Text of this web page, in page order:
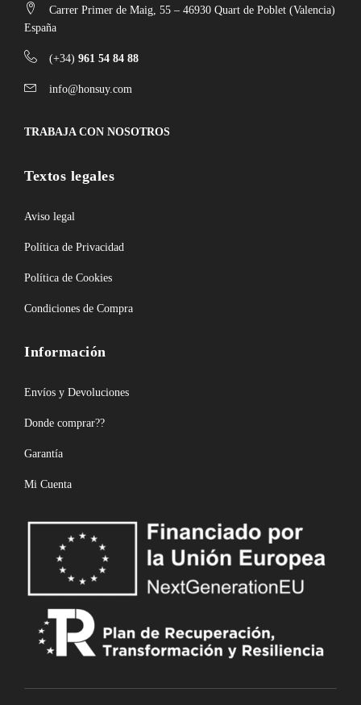
Carrer Primer de Maig, 55 – 46930 Quart de Poblet (Valencia)
España
(+34) 961 54 84 88
info@honsuy.com
TRABAJA CON NOSOTROS
Textos legales
Aviso legal
Política de Privacidad
Política de Cookies
Condiciones de Compra
Información
Envíos y Devoluciones
Donde comprar??
Garantía
Mi Cuenta